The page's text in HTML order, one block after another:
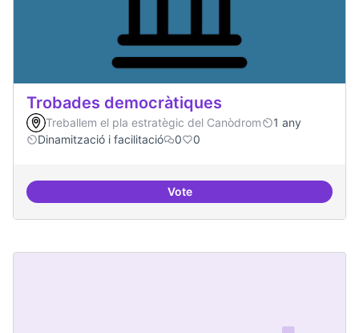
Trobades democràtiques
Treballem el pla estratègic del Canòdrom
1 any
Dinamització i facilitació
0 0
VoteTrobades democràtiques